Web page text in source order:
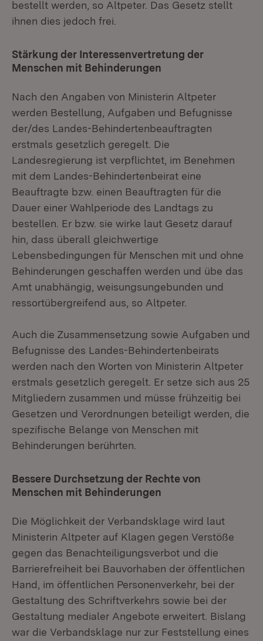
bestellt werden, so Altpeter. Das Gesetz stellt
ihnen dies jedoch frei.
Stärkung der Interessenvertretung der
Menschen mit Behinderungen
Nach den Angaben von Ministerin Altpeter
werden Bestellung, Aufgaben und Befugnisse
der/des Landes-Behindertenbeauftragten
erstmals gesetzlich geregelt. Die
Landesregierung ist verpflichtet, im Benehmen
mit dem Landes-Behindertenbeirat eine
Beauftragte bzw. einen Beauftragten für die
Dauer einer Wahlperiode des Landtags zu
bestellen. Er bzw. sie wirke laut Gesetz darauf
hin, dass überall gleichwertige
Lebensbedingungen für Menschen mit und ohne
Behinderungen geschaffen werden und übe das
Amt unabhängig, weisungsungebunden und
ressortübergreifend aus, so Altpeter.
Auch die Zusammensetzung sowie Aufgaben und
Befugnisse des Landes-Behindertenbeirats
werden nach den Worten von Ministerin Altpeter
erstmals gesetzlich geregelt. Er setze sich aus 25
Mitgliedern zusammen und müsse frühzeitig bei
Gesetzen und Verordnungen beteiligt werden, die
spezifische Belange von Menschen mit
Behinderungen berührten.
Bessere Durchsetzung der Rechte von
Menschen mit Behinderungen
Die Möglichkeit der Verbandsklage wird laut
Ministerin Altpeter auf Klagen gegen Verstöße
gegen das Benachteiligungsverbot und die
Barrierefreiheit bei Bauvorhaben der öffentlichen
Hand, im öffentlichen Personenverkehr, bei der
Gestaltung des Schriftverkehrs sowie bei der
Gestaltung medialer Angebote erweitert. Bislang
war die Verbandsklage nur zur Feststellung eines